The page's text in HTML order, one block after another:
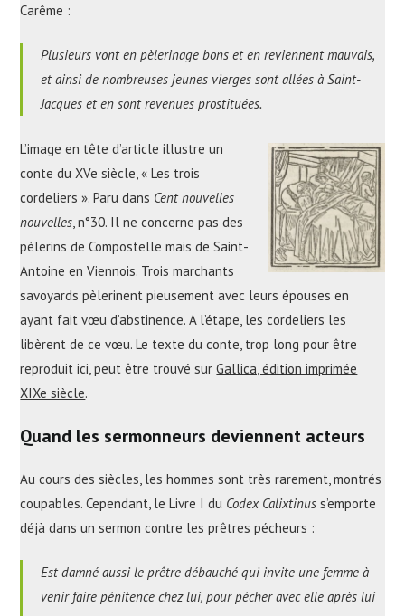
Carême :
Plusieurs vont en pèlerinage bons et en reviennent mauvais,
et ainsi de nombreuses jeunes vierges sont allées à Saint-
Jacques et en sont revenues prostituées.
L’image en tête d’article illustre un
conte du XVe siècle, « Les trois
cordeliers ». Paru dans Cent nouvelles
nouvelles , n°30. Il ne concerne pas des
pèlerins de Compostelle mais de Saint-
Antoine en Viennois. Trois marchants
savoyards pèlerinent pieusement avec leurs épouses en
ayant fait vœu d’abstinence. A l’étape, les cordeliers les
libèrent de ce vœu. Le texte du conte, trop long pour être
reproduit ici, peut être trouvé surGallica, édition imprimée
XIXe siècle.
Quand les sermonneurs deviennent acteurs
Au cours des siècles, les hommes sont très rarement, montrés
coupables. Cependant, le Livre I du Codex Calixtinus s’emporte
déjà dans un sermon contre les prêtres pécheurs :
Est damné aussi le prêtre débauché qui invite une femme à
venir faire pénitence chez lui, pour pécher avec elle après lui